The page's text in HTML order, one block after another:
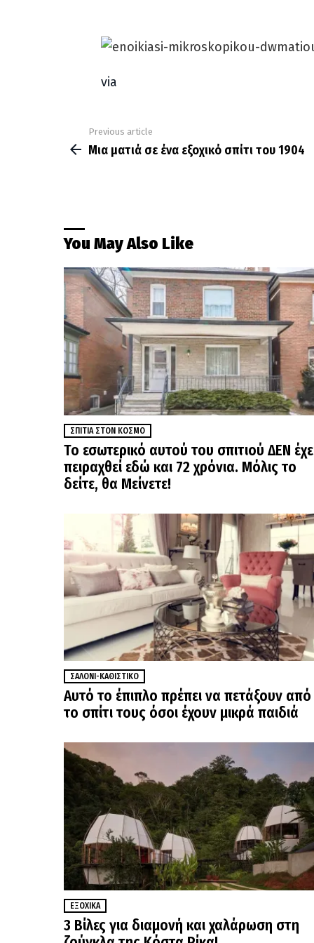
via
more
Previous article
Μια ματιά σε ένα εξοχικό σπίτι του 1904
You May Also Like
ΣΠΊΤΙΑ ΣΤΟΝ ΚΌΣΜΟ
Το εσωτερικό αυτού του σπιτιού ΔΕΝ
πειραχθεί εδώ και 72 χρόνια. Μόλις το
δείτε, θα Μείνετε!
ΣΑΛΌΝΙ-ΚΑΘΙΣΤΙΚΌ
Αυτό το έπιπλο πρέπει να πετάξουν από
το σπίτι τους όσοι έχουν μικρά παιδιά
ΕΞΟΧΙΚΆ
3 Βίλες για διαμονή και χαλάρωση στη